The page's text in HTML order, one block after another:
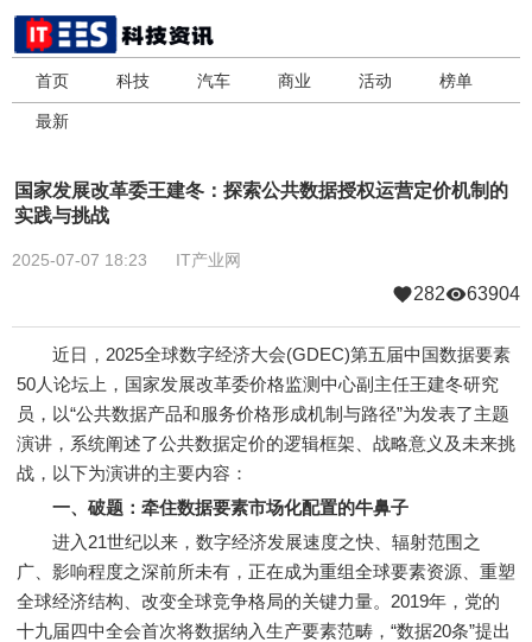
首页 科技 汽车 商业 活动 榜单
最新
国家发展改革委王建冬：探索公共数据授权运营定价机制的
实践与挑战
2025-07-07 18:23 IT产业网
282 63904
近日，2025全球数字经济大会(GDEC)第五届中国数据要素
50人论坛上，国家发展改革委价格监测中心副主任王建冬研究
员，以“公共数据产品和服务价格形成机制与路径”为发表了主题
演讲，系统阐述了公共数据定价的逻辑框架、战略意义及未来挑
战，以下为演讲的主要内容：
一、破题：牵住数据要素市场化配置的牛鼻子
进入21世纪以来，数字经济发展速度之快、辐射范围之
广、影响程度之深前所未有，正在成为重组全球要素资源、重塑
全球经济结构、改变全球竞争格局的关键力量。2019年，党的
十九届四中全会首次将数据纳入生产要素范畴，“数据20条”提出